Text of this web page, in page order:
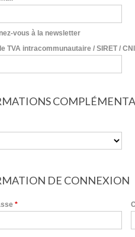
vous à la newsletter
TVA intracommunautaire / SIRET / CNI
DE CONNEXION
*